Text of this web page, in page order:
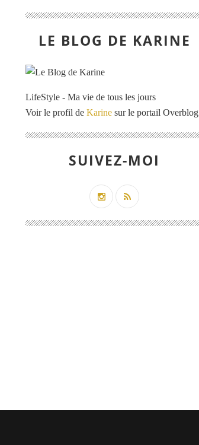
LE BLOG DE KARINE
LifeStyle - Ma vie de tous les jours
Voir le profil de Karine sur le portail Overblog
SUIVEZ-MOI